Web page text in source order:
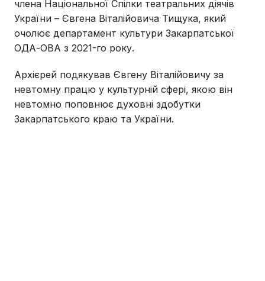
члена Національної Спілки театральних діячів
України – Євгена Віталійовича Тищука, який
очолює департамент культури Закарпатської
ОДА-ОВА з 2021-го року.
Архієрей подякував Євгену Віталійовичу за
невтомну працю у культурній сфері, якою він
невтомно поповнює духовні здобутки
Закарпатського краю та України.